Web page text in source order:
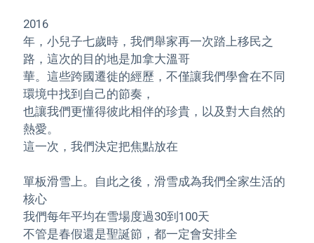
2016
年，小兒子七歲時，我們舉家再一次踏上移民之
路，這次的目的地是加拿大溫哥
華。這些跨國遷徙的經歷，不僅讓我們學會在不同
環境中找到自己的節奏，
也讓我們更懂得彼此相伴的珍貴，以及對大自然的
熱愛。
這一次，我們決定把焦點放在
單板滑雪上。自此之後，滑雪成為我們全家生活的
核心
我們每年平均在雪場度過30到100天
不管是春假還是聖誕節，都一定會安排全